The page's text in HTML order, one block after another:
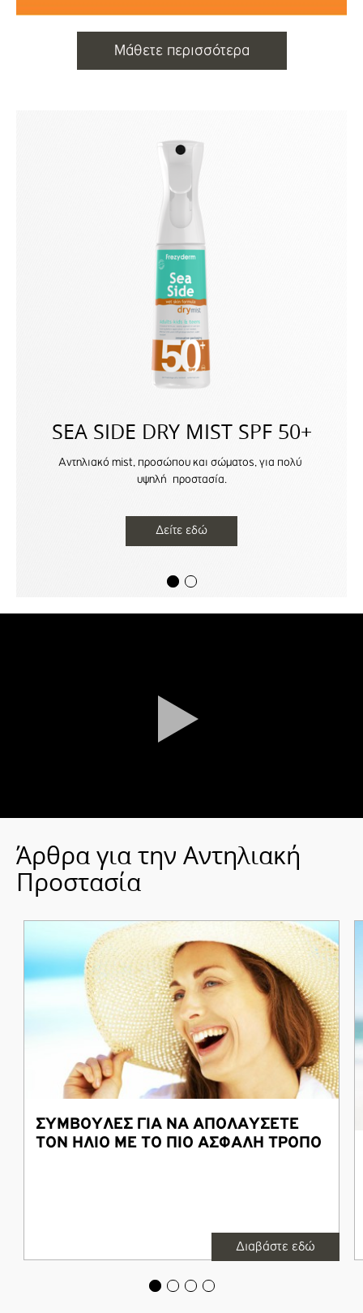
Μάθετε περισσότερα
SEA SIDE DRY MIST SPF 50+
Αντηλιακό mist, προσώπου και σώματος, για πολύ
υψηλή προστασία.
Δείτε εδώ
Άρθρα για την Αντηλιακή
Προστασία
ΣΥΜΒΟΥΛΕΣ ΓΙΑ ΝΑ ΑΠΟΛΑΥΣΕΤΕ
ΤΟΝ ΗΛΙΟ ΜΕ ΤΟ ΠΙΟ ΑΣΦΑΛΗ ΤΡΟΠΟ
Διαβάστε εδώ